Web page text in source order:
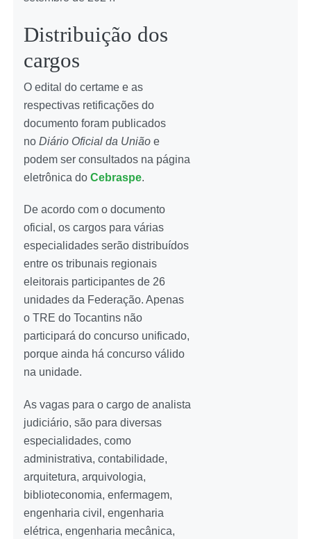
Distribuição dos
cargos
O edital do certame e as
respectivas retificações do
documento foram publicados
no Diário Oficial da Uniãoe
podem ser consultados na página
eletrônica do Cebraspe.
De acordo com o documento
oficial, os cargos para várias
especialidades serão distribuídos
entre os tribunais regionais
eleitorais participantes de 26
unidades da Federação. Apenas
o TRE do Tocantins não
participará do concurso unificado,
porque ainda há concurso válido
na unidade.
As vagas para o cargo de analista
judiciário, são para diversas
especialidades, como
administrativa, contabilidade,
arquitetura, arquivologia,
biblioteconomia, enfermagem,
engenharia civil, engenharia
elétrica, engenharia mecânica,